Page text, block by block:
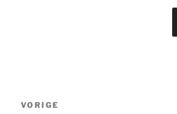
Berichtnavigatie
Vorig
VORIGE